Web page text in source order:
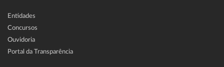
Entidades
Concursos
Ouvidoria
Portal da Transparência